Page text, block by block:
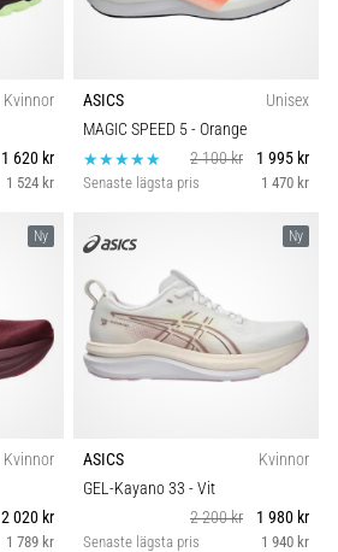
Kvinnor
1 620 kr
1 524 kr
ASICS
Unisex
MAGIC SPEED 5- Orange
2 100 kr
1 995 kr
Senaste lägsta pris 1 470 kr
Ny
Kvinnor
2 020 kr
1 789 kr
Ny
ASICS
Kvinnor
GEL-Kayano 33 - Vit
2 200 kr
1 980 kr
Senaste lägsta pris 1 940 kr